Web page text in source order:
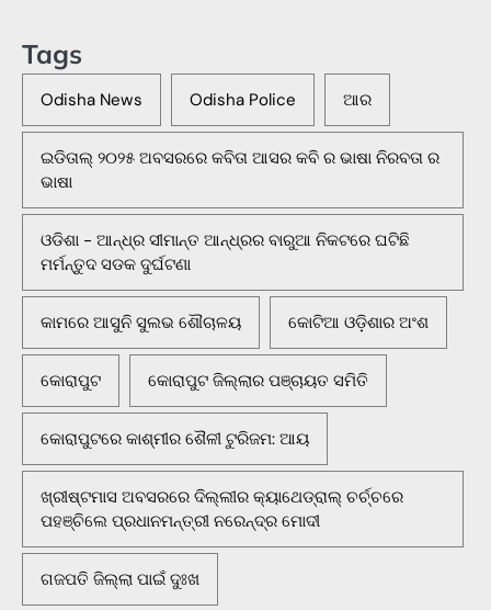
Tags
Odisha News Odisha Police ଆର
ଇଡିତାଲ୍ ୨୦୨୫ ଅବସରରେ କବିତା ଆସର କବି ର ଭାଷା ନିରବତା ର
ଭାଷା
ଓଡିଶା - ଆନ୍ଧ୍ର ସୀମାନ୍ତ ଆନ୍ଧ୍ରର ବାରୁଆ ନିକଟରେ ଘଟିଛି
ମର୍ମନ୍ତୁଦ ସଡକ ଦୁର୍ଘଟଣା
କାମରେ ଆସୁନି ସୁଲଭ ଶୌଚାଳୟ କୋଟିଆ ଓଡ଼ିଶାର ଅଂଶ
କୋରାପୁଟ କୋରାପୁଟ ଜିଲ୍ଲାର ପଞ୍ଚାୟତ ସମିତି
କୋରାପୁଟରେ କାଶ୍ମୀର ଶୈଳୀ ଟୁରିଜମ: ଆୟ
ଖ୍ରୀଷ୍ଟମାସ ଅବସରରେ ଦିଲ୍ଲୀର କ୍ୟାଥେଡ୍ରାଲ୍ ଚର୍ଚ୍ଚରେ
ପହଞ୍ଚିଲେ ପ୍ରଧାନମନ୍ତ୍ରୀ ନରେନ୍ଦ୍ର ମୋଦୀ
ଗଜପତି ଜିଲ୍ଲା ପାଇଁ ଦୁଃଖ